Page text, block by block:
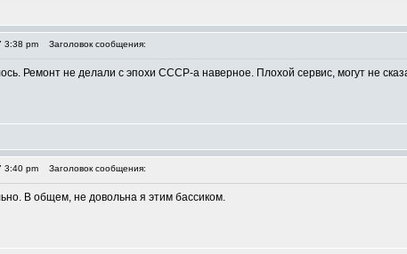
3:38 pm Заголовок сообщения:
Ремонт не делали с эпохи СССР-а наверное. Плохой сервис, могут не
3:40 pm Заголовок сообщения:
В общем, не довольна я этим бассиком.